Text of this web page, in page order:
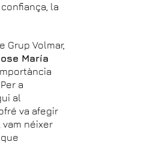
la
Grup Volmar,
María
a
al
va afegir
vam néixer